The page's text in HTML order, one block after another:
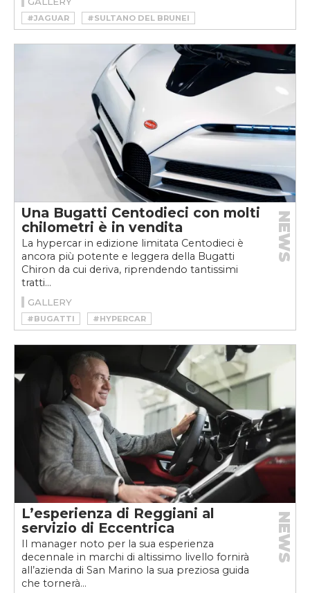
#JAGUAR #SULTANO DEL BRUNEI
Una Bugatti Centodieci con molti
chilometri è in vendita
La hypercar in edizione limitata Centodieci è
ancora più potente e leggera della Bugatti
Chiron da cui deriva, riprendendo tantissimi
tratti...
NEWS
GALLERY
#BUGATTI #HYPERCAR
L’esperienza di Reggiani al
servizio di Eccentrica
Il manager noto per la sua esperienza
decennale in marchi di altissimo livello fornirà
all’azienda di San Marino la sua preziosa guida
che tornerà...
NEWS